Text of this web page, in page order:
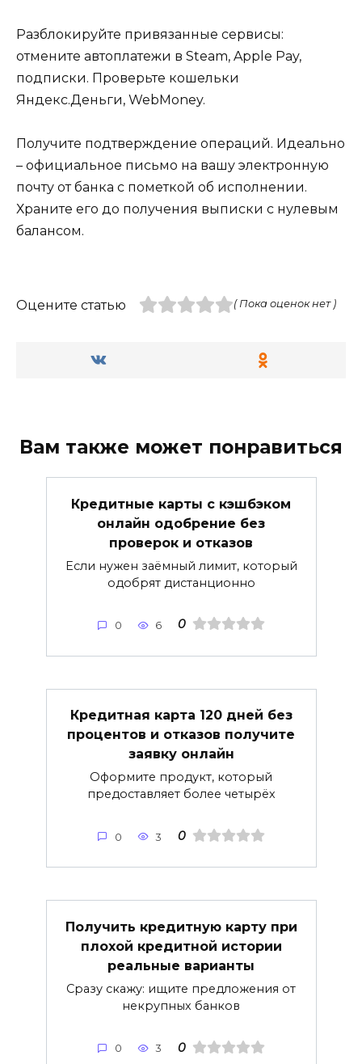
Разблокируйте привязанные сервисы:
отмените автоплатежи в Steam, Apple Pay,
подписки. Проверьте кошельки
Яндекс.Деньги, WebMoney.
Получите подтверждение операций. Идеально
– официальное письмо на вашу электронную
почту от банка с пометкой об исполнении.
Храните его до получения выписки с нулевым
балансом.
Оцените статью ( Пока оценок нет )
Вам также может понравиться
Кредитные карты с кэшбэком
онлайн одобрение без
проверок и отказов
Если нужен заёмный лимит, который
одобрят дистанционно
0 6 0
Кредитная карта 120 дней без
процентов и отказов получите
заявку онлайн
Оформите продукт, который
предоставляет более четырёх
0 3 0
Получить кредитную карту при
плохой кредитной истории
реальные варианты
Сразу скажу: ищите предложения от
некрупных банков
0 3 0